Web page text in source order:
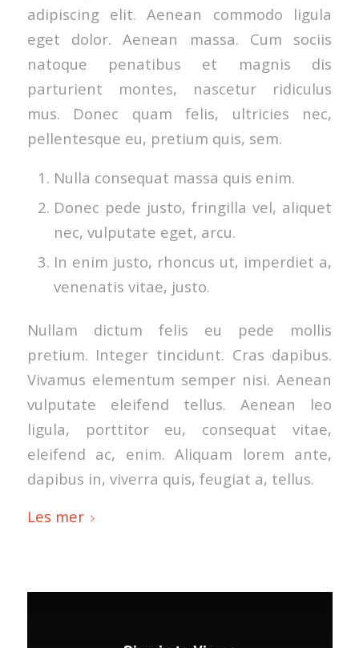
adipiscing elit. Aenean commodo ligula
eget dolor. Aenean massa. Cum sociis
natoque penatibus et magnis dis
parturient montes, nascetur ridiculus
mus. Donec quam felis, ultricies nec,
pellentesque eu, pretium quis, sem.
Nulla consequat massa quis enim.
Donec pede justo, fringilla vel, aliquet
nec, vulputate eget, arcu.
In enim justo, rhoncus ut, imperdiet a,
venenatis vitae, justo.
Nullam dictum felis eu pede mollis
pretium. Integer tincidunt. Cras dapibus.
Vivamus elementum semper nisi. Aenean
vulputate eleifend tellus. Aenean leo
ligula, porttitor eu, consequat vitae,
eleifend ac, enim. Aliquam lorem ante,
dapibus in, viverra quis, feugiat a, tellus.
Les mer